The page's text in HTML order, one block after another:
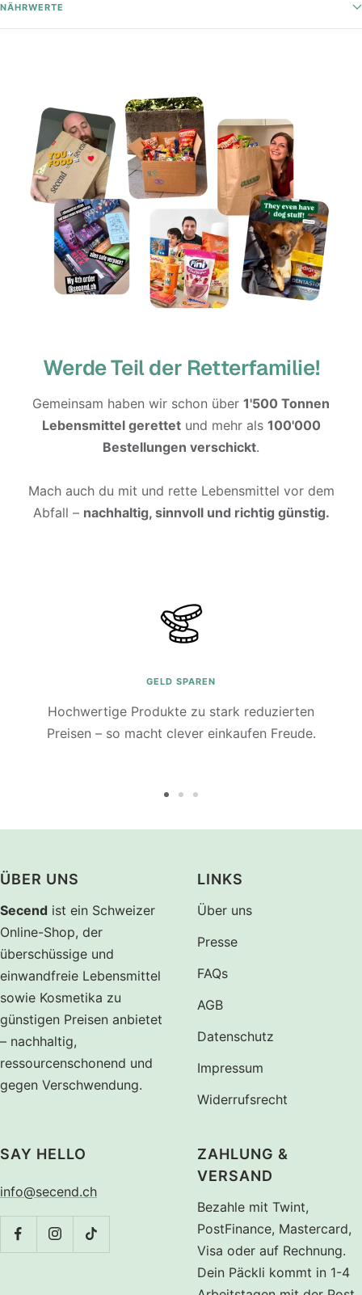
NÄHRWERTE
Werde Teil der Retterfamilie!
Gemeinsam haben wir schon über 1'500 Tonnen
Lebensmittel gerettetund mehr als 100'000
Bestellungen verschickt.
Mach auch du mit und rette Lebensmittel vor dem
Abfall – nachhaltig, sinnvoll und richtig günstig.
GELD SPAREN
Hochwertige Produkte zu stark reduzierten
Preisen – so macht clever einkaufen Freude.
SlideSlideSlide
ÜBER UNS
Secend ist ein Schweizer
Online-Shop, der
überschüssige und
einwandfreie Lebensmittel
sowie Kosmetika zu
günstigen Preisen anbietet
– nachhaltig,
ressourcenschonend und
gegen Verschwendung.
LINKS
Über uns
Presse
FAQs
AGB
Datenschutz
Impressum
Widerrufsrecht
SAY HELLO
info@secend.ch
ZAHLUNG &
VERSAND
Bezahle mit Twint,
PostFinance, Mastercard,
Visa oder auf Rechnung.
Dein Päckli kommt in 1-4